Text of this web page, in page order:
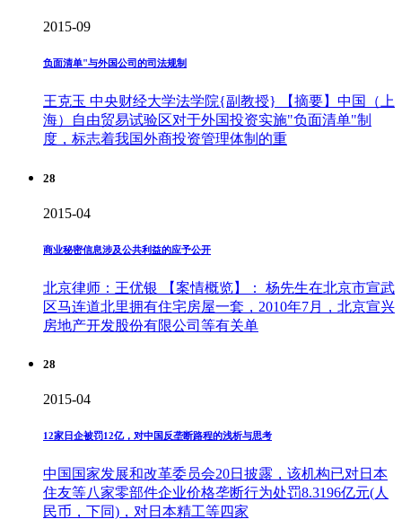
2015-09
负面清单"与外国公司的司法规制
王克玉 中央财经大学法学院{副教授} 【摘要】中国（上
海）自由贸易试验区对于外国投资实施"负面清单"制
度，标志着我国外商投资管理体制的重
28
2015-04
商业秘密信息涉及公共利益的应予公开
北京律师：王优银 【案情概览】： 杨先生在北京市宣武
区马连道北里拥有住宅房屋一套，2010年7月，北京宣兴
房地产开发股份有限公司等有关单
28
2015-04
12家日企被罚12亿，对中国反垄断路程的浅析与思考
中国国家发展和改革委员会20日披露，该机构已对日本
住友等八家零部件企业价格垄断行为处罚8.3196亿元(人
民币，下同)，对日本精工等四家